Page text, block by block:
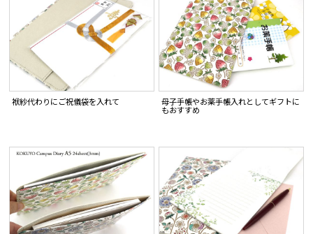
袱紗代わりにご祝儀袋を入れて
母子手帳やお薬手帳入れとしてギフトに
もおすすめ